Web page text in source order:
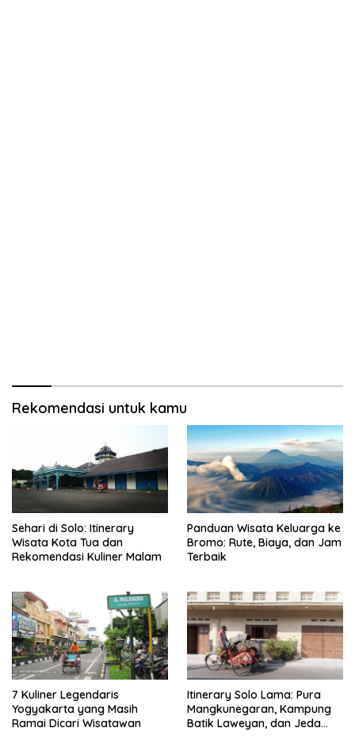
Rekomendasi untuk kamu
Sehari di Solo: Itinerary
Wisata Kota Tua dan
Rekomendasi Kuliner Malam
Panduan Wisata Keluarga ke
Bromo: Rute, Biaya, dan Jam
Terbaik
7 Kuliner Legendaris
Yogyakarta yang Masih
Ramai Dicari Wisatawan
Itinerary Solo Lama: Pura
Mangkunegaran, Kampung
Batik Laweyan, dan Jeda